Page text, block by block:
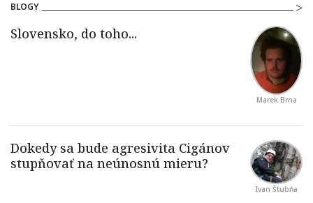
BLOGY
Marek Brna
Ivan Štubňa